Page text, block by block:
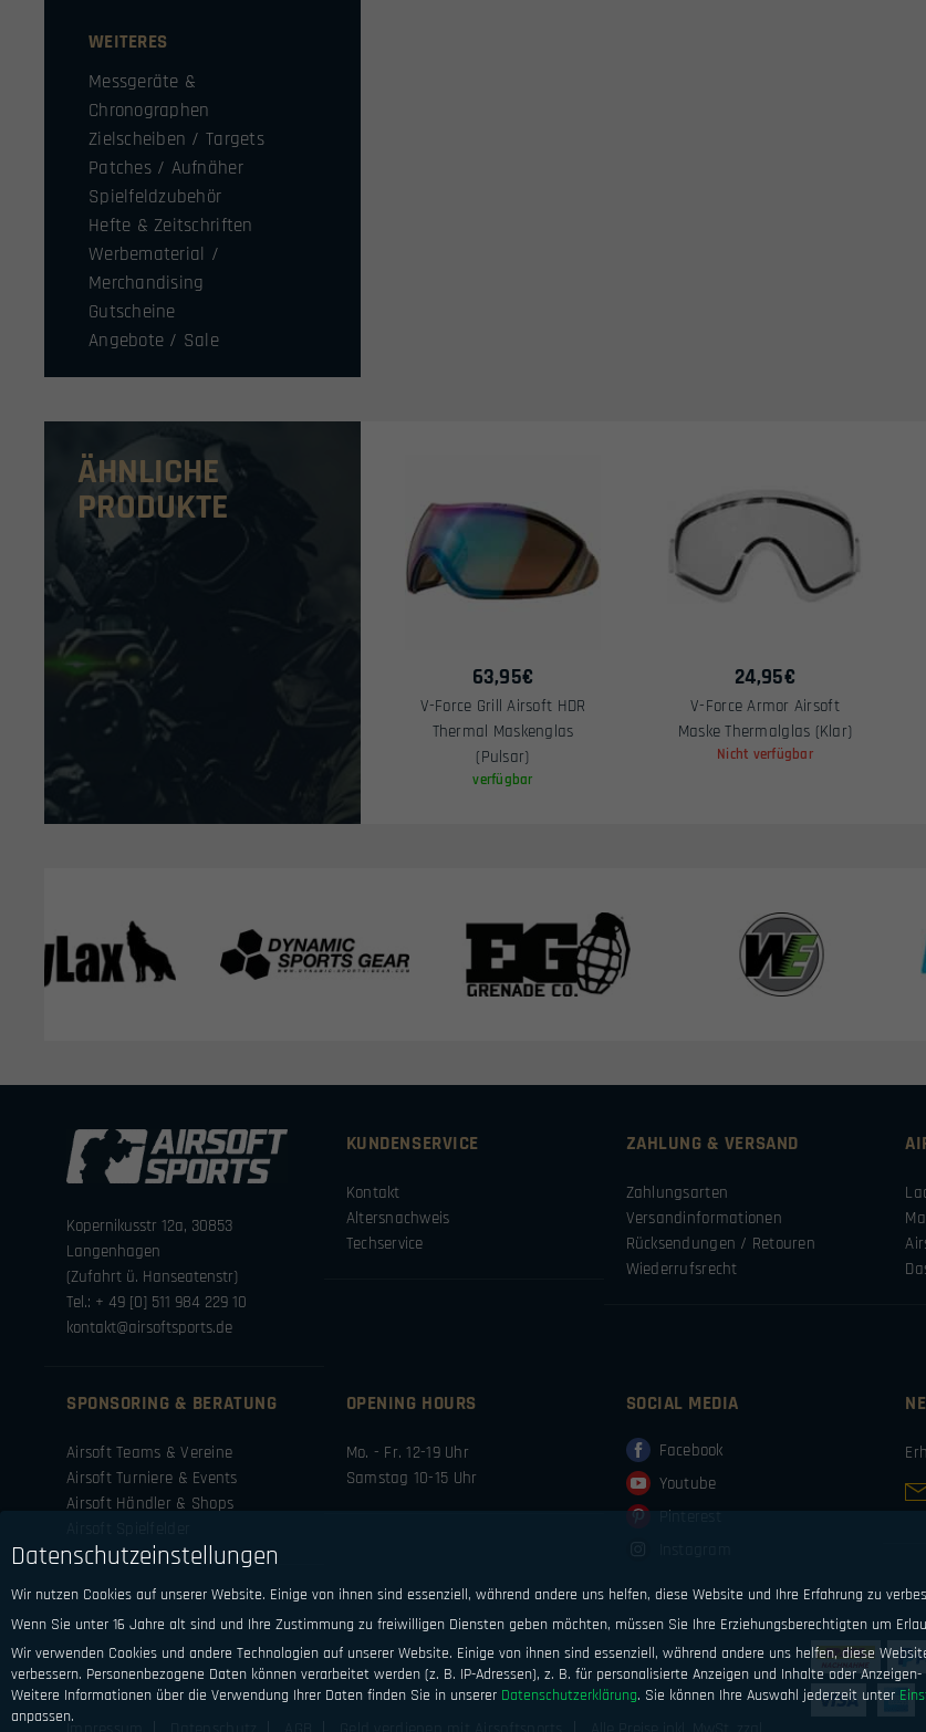
WEITERES
Messgeräte &
Chronographen
Zielscheiben / Targets
Patches / Aufnäher
Spielfeldzubehör
Hefte & Zeitschriften
Werbematerial /
Merchandising
Gutscheine
Angebote / Sale
ÄHNLICHE
PRODUKTE
63,95€
V-Force Grill Airsoft HDR
Thermal Maskenglas
(Pulsar)
verfügbar
24,95€
V-Force Armor Airsoft
Maske Thermalglas (Klar)
Nicht verfügbar
Kopernikusstr 12a, 30853
Langenhagen
(Zufahrt ü. Hanseatenstr)
Tel.: + 49 [0] 511 984 229 10
kontakt@airsoftsports.de
KUNDENSERVICE
Kontakt
Altersnachweis
Techservice
ZAHLUNG & VERSAND
Zahlungsarten
Versandinformationen
Rücksendungen / Retouren
Wiederrufsrecht
SPONSORING & BERATUNG
Airsoft Teams & Vereine
Airsoft Turniere & Events
Airsoft Händler & Shops
OPENING HOURS
Mo. - Fr. 12-19 Uhr
Samstag 10-15 Uhr
SOCIAL MEDIA
Facebook
Youtube
Pinterest
Datenschutzeinstellungen
Wir nutzen Cookies auf unserer Website. Einige von ihnen sind essenziell, während andere uns helfen, diese Website und Ihre Erfahrung zu
Wenn Sie unter 16 Jahre alt sind und Ihre Zustimmung zu freiwilligen Diensten geben möchten, müssen Sie Ihre Erziehungsberechtigten um
Wir verwenden Cookies und andere Technologien auf unserer Website. Einige von ihnen sind essenziell, während andere uns helfen, diese
verbessern. Personenbezogene Daten können verarbeitet werden (z. B. IP-Adressen), z. B. für personalisierte Anzeigen und Inhalte oder
Weitere Informationen über die Verwendung Ihrer Daten finden Sie in unserer Datenschutzerklärung. Sie können Ihre Auswahl jederzeit unter
anpassen.